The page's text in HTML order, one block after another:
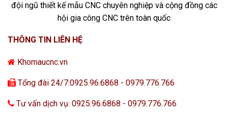
đội ngũ thiết kế mẫu CNC chuyên nghiệp và cộng đồng các
hội gia công CNC trên toàn quốc
THÔNG TIN LIÊN HỆ
Khomaucnc.vn
Tổng đài 24/7:0925.96.6868 - 0979.776.766
Tư vấn dịch vụ: 0925.96.6868 - 0979.776.766